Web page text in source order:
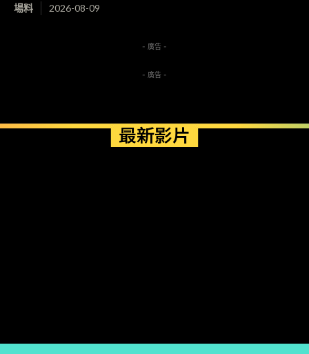
場料 2026-08-09
- 廣告 -
- 廣告 -
最新影片